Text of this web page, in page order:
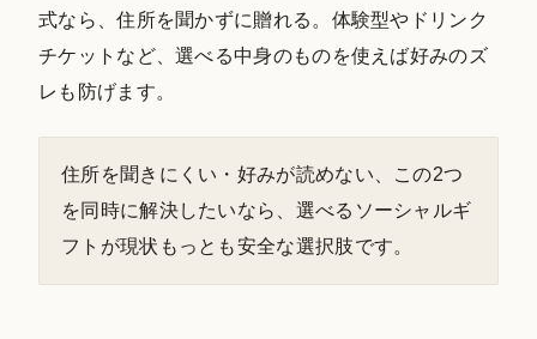
式なら、住所を聞かずに贈れる。体験型やドリンク
チケットなど、選べる中身のものを使えば好みのズ
レも防げます。
住所を聞きにくい・好みが読めない、この2つ
を同時に解決したいなら、選べるソーシャルギ
フトが現状もっとも安全な選択肢です。